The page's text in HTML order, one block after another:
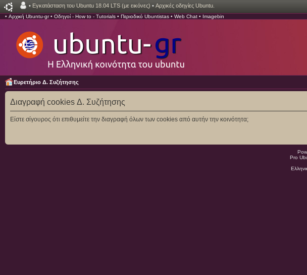
• Εγκατάσταση του Ubuntu 18.04 LTS (με εικόνες) • Αρχικές οδηγίες Ubuntu.
• Αρχική Ubuntu-gr• Οδηγοί - How to - Tutorials • Περιοδικό Ubuntistas • Web Chat • Imagebin
Ευρετήριο Δ. Συζήτησης
Διαγραφή cookies Δ. Συζήτησης
Είστε σίγουρος ότι επιθυμείτε την διαγραφή όλων των cookies από αυτήν την κοινότητα;
Pro